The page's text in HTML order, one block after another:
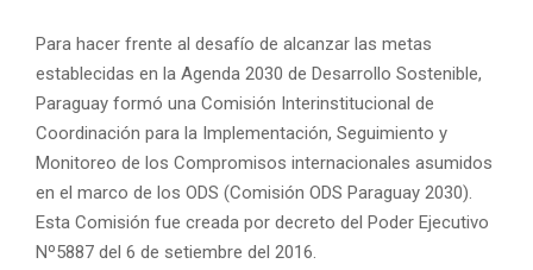
Para hacer frente al desafío de alcanzar las metas
establecidas en la Agenda 2030 de Desarrollo Sostenible,
Paraguay formó una Comisión Interinstitucional de
Coordinación para la Implementación, Seguimiento y
Monitoreo de los Compromisos internacionales asumidos
en el marco de los ODS (Comisión ODS Paraguay 2030).
Esta Comisión fue creada por decreto del Poder Ejecutivo
Nº5887 del 6 de setiembre del 2016.